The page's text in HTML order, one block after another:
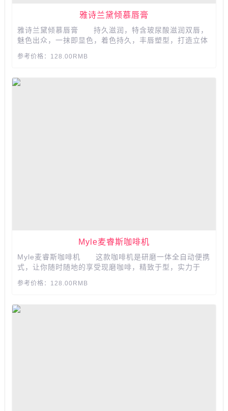
雅诗兰黛倾慕唇膏
雅诗兰黛倾慕唇膏 持久滋润，特含玻尿酸滋润双唇，
魅色出众，一抹即显色，着色持久，丰唇塑型，打造立体
爱心与深色碰撞，宣誓勇敢热烈的爱情哲学。...
参考价格：128.00RMB
Myle麦睿斯咖啡机
Myle麦睿斯咖啡机 这款咖啡机是研磨一体全自动便携
式，让你随时随地的享受现磨咖啡，精致于型，实力于
制，满足你挑剔的味蕾...
参考价格：128.00RMB